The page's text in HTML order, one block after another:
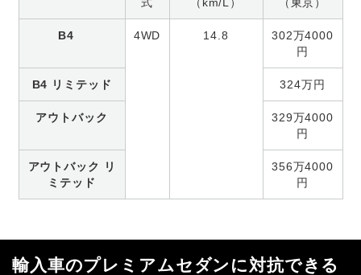
B4 4WD 14.8
302万4000
円
B4 リミテッド 324万円
アウトバック
329万4000
円
アウトバック リ
ミテッド
356万4000
円
輸入車のプレミアムセダンに対抗できる